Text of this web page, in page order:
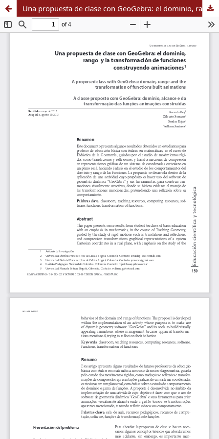
Una propuesta de clase con GeoGebra: el dominio, rango y la transformación de funciones construyendo animaciones